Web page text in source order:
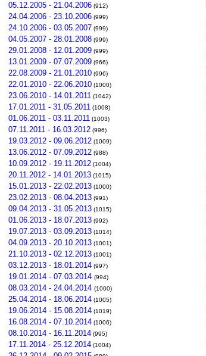
05.12.2005 - 21.04.2006 (912)
24.04.2006 - 23.10.2006 (999)
24.10.2006 - 03.05.2007 (999)
04.05.2007 - 28.01.2008 (999)
29.01.2008 - 12.01.2009 (999)
13.01.2009 - 07.07.2009 (966)
22.08.2009 - 21.01.2010 (996)
22.01.2010 - 22.06.2010 (1000)
23.06.2010 - 14.01.2011 (1042)
17.01.2011 - 31.05.2011 (1008)
01.06.2011 - 03.11.2011 (1003)
07.11.2011 - 16.03.2012 (996)
19.03.2012 - 09.06.2012 (1009)
13.06.2012 - 07.09.2012 (988)
10.09.2012 - 19.11.2012 (1004)
20.11.2012 - 14.01.2013 (1015)
15.01.2013 - 22.02.2013 (1000)
23.02.2013 - 08.04.2013 (991)
09.04.2013 - 31.05.2013 (1015)
01.06.2013 - 18.07.2013 (992)
19.07.2013 - 03.09.2013 (1014)
04.09.2013 - 20.10.2013 (1001)
21.10.2013 - 02.12.2013 (1001)
03.12.2013 - 18.01.2014 (997)
19.01.2014 - 07.03.2014 (994)
08.03.2014 - 24.04.2014 (1000)
25.04.2014 - 18.06.2014 (1005)
19.06.2014 - 15.08.2014 (1019)
16.08.2014 - 07.10.2014 (1006)
08.10.2014 - 16.11.2014 (995)
17.11.2014 - 25.12.2014 (1004)